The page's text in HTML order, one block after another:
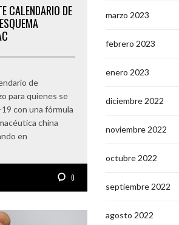
CALENDARIO DE
de
para quienes se
con una fórmula
china
en
0
marzo 2023
febrero 2023
enero 2023
diciembre 2022
noviembre 2022
octubre 2022
septiembre 2022
agosto 2022